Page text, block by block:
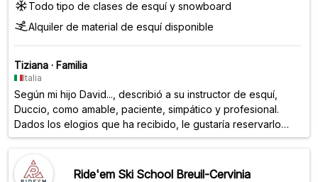
Todo tipo de clases de esquí y snowboard
Alquiler de material de esquí disponible
Tiziana · Familia
Italia
Según mi hijo David..., describió a su instructor de esquí,
Duccio, como amable, paciente, simpático y profesional.
Dados los elogios que ha recibido, le gustaría reservarlo
para el año que viene 😁
Ride'em Ski School Breuil-Cervinia